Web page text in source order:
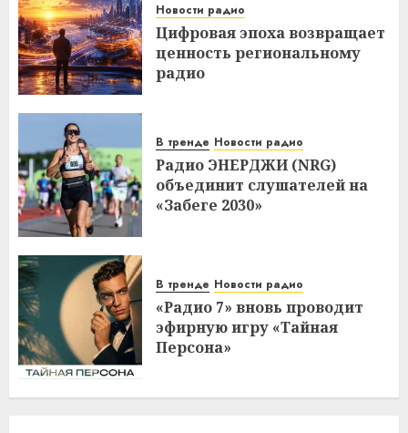
Новости радио
Цифровая эпоха возвращает
ценность региональному
радио
В тренде Новости радио
Радио ЭНЕРДЖИ (NRG)
объединит слушателей на
«Забеге 2030»
В тренде Новости радио
«Радио 7» вновь проводит
эфирную игру «Тайная
Персона»